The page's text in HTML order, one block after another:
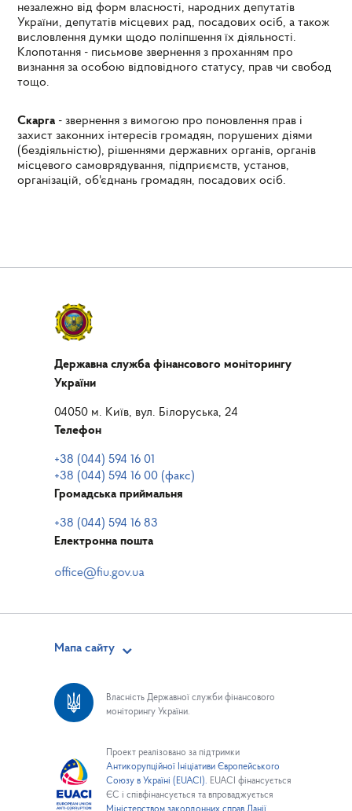
незалежно від форм власності, народних депутатів
України, депутатів місцевих рад, посадових осіб, а також
висловлення думки щодо поліпшення їх діяльності.
Клопотання - письмове звернення з проханням про
визнання за особою відповідного статусу, прав чи свобод
тощо.
Скарга - звернення з вимогою про поновлення прав і
захист законних інтересів громадян, порушених діями
(бездіяльністю), рішеннями державних органів, органів
місцевого самоврядування, підприємств, установ,
організацій, об'єднань громадян, посадових осіб.
Державна служба фінансового моніторингу
України
04050 м. Київ, вул. Білоруська, 24
Телефон
+38 (044) 594 16 01
+38 (044) 594 16 00 (факс)
Громадська приймальня
+38 (044) 594 16 83
Електронна пошта
Мапа сайту
Власність Державної служби фінансового
моніторингу України.
Проект реалізовано за підтримки
Антикорупційної Ініціативи Європейського
Союзу в Україні (EUACI). EUACI фінансується
ЄС і співфінансується та впроваджується